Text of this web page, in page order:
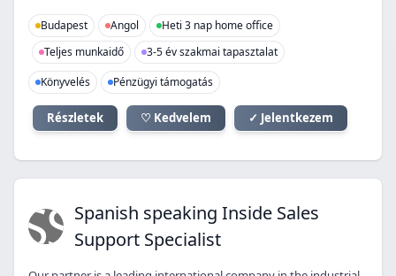
Budapest Angol
Heti 3 nap home office
Teljes munkaidő
3-5 év szakmai tapasztalat
Könyvelés
Pénzügyi támogatás
Részletek ♡ Kedvelem ✓ Jelentkezem
SS Spanish speaking Inside Sales
Support Specialist